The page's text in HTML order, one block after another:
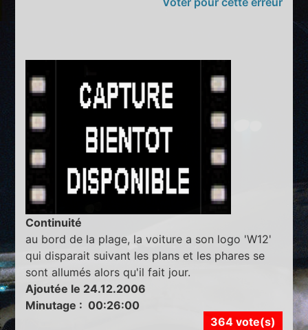
Continuité
au bord de la plage, la voiture a son logo 'W12'
qui disparait suivant les plans et les phares se
sont allumés alors qu'il fait jour.
Ajoutée le 24.12.2006
Minutage : 00:26:00
364 vote(s)